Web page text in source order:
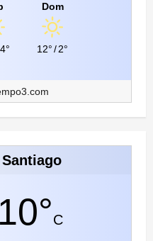
4°
Dom
12°/2°
10°C